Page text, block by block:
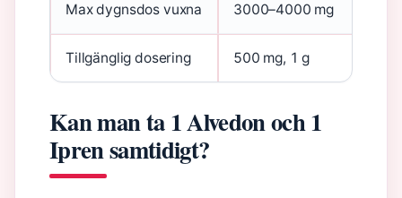
Max dygnsdos vuxna 3000–4000 mg
Tillgänglig dosering 500 mg, 1 g
Kan man ta 1 Alvedon och 1
Ipren samtidigt?